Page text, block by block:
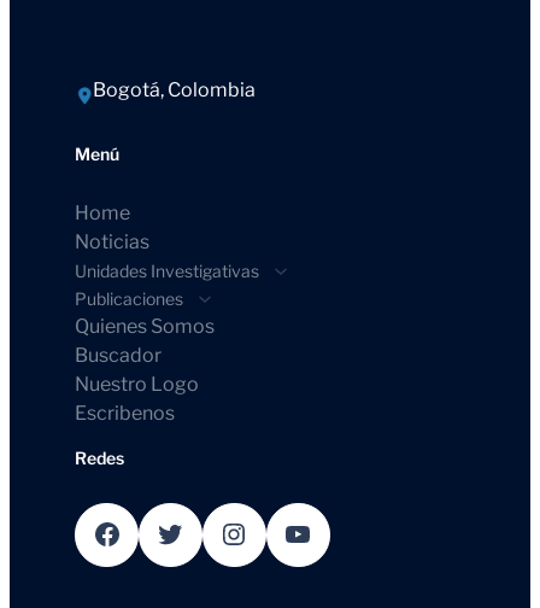
Bogotá, Colombia
Menú
Home
Noticias
Unidades Investigativas
Publicaciones
Quienes Somos
Buscador
Nuestro Logo
Escribenos
Redes
Facebook Twitter Instagram YouTube